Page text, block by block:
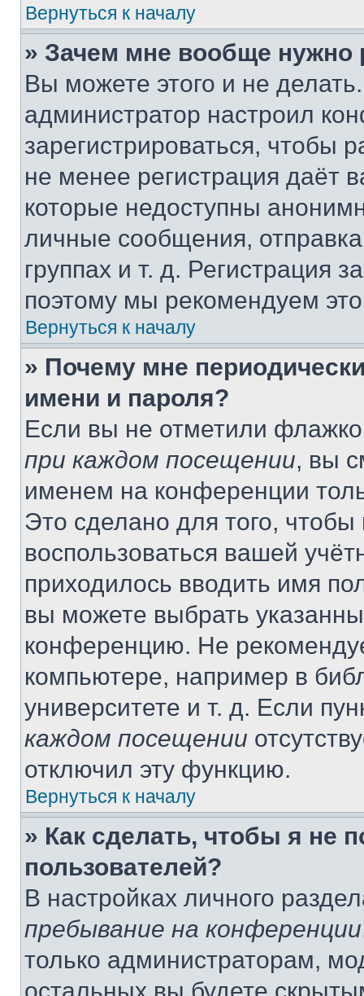
Вернуться к началу
» Зачем мне вообще нужно
Вы можете этого и не
администратор настроил
зарегистрироваться, чтобы
не менее регистрация даёт
которые недоступны
личные сообщения,
группах и т. д. Регистрация
поэтому мы рекомендуем
Вернуться к началу
» Почему мне
имени и пароля?
Если вы не отметили
при каждом посещении, вы
именем на конференции
Это сделано для того, чтобы
воспользоваться вашей
приходилось вводить имя
вы можете выбрать
конференцию. Не
компьютере, например в
университете и т. д. Если
каждом посещении
отключил эту функцию.
Вернуться к началу
» Как сделать, чтобы я не
пользователей?
В настройках личного
пребывание на конференции
только администраторам,